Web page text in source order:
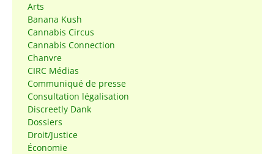
Arts
Banana Kush
Cannabis Circus
Cannabis Connection
Chanvre
CIRC Médias
Communiqué de presse
Consultation légalisation
Discreetly Dank
Dossiers
Droit/Justice
Économie